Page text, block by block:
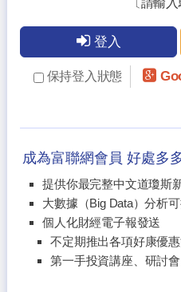
〔請輸
登入
保持登入狀態
成為富聯網會員 好處多
提供你最完整中文道瓊斯
大數據（Big Data）分析
個人化財經電子報發送
不定期推出各項好康優
第一手投資講座、研討